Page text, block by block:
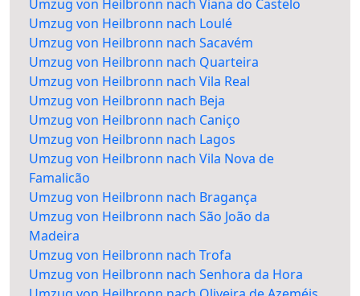
Umzug von Heilbronn nach Viana do Castelo
Umzug von Heilbronn nach Loulé
Umzug von Heilbronn nach Sacavém
Umzug von Heilbronn nach Quarteira
Umzug von Heilbronn nach Vila Real
Umzug von Heilbronn nach Beja
Umzug von Heilbronn nach Caniço
Umzug von Heilbronn nach Lagos
Umzug von Heilbronn nach Vila Nova de
Famalicão
Umzug von Heilbronn nach Bragança
Umzug von Heilbronn nach São João da
Madeira
Umzug von Heilbronn nach Trofa
Umzug von Heilbronn nach Senhora da Hora